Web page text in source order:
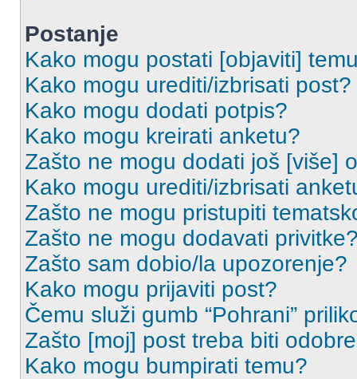
Postanje
Kako mogu postati [objaviti]
Kako mogu urediti/izbrisati post?
Kako mogu dodati potpis?
Kako mogu kreirati anketu?
Zašto ne mogu dodati još [više]
Kako mogu urediti/izbrisati
Zašto ne mogu pristupiti
Zašto ne mogu dodavati
Zašto sam dobio/la upozorenje?
Kako mogu prijaviti post?
Čemu služi gumb “Pohrani”
Zašto [moj] post treba biti
Kako mogu bumpirati temu?